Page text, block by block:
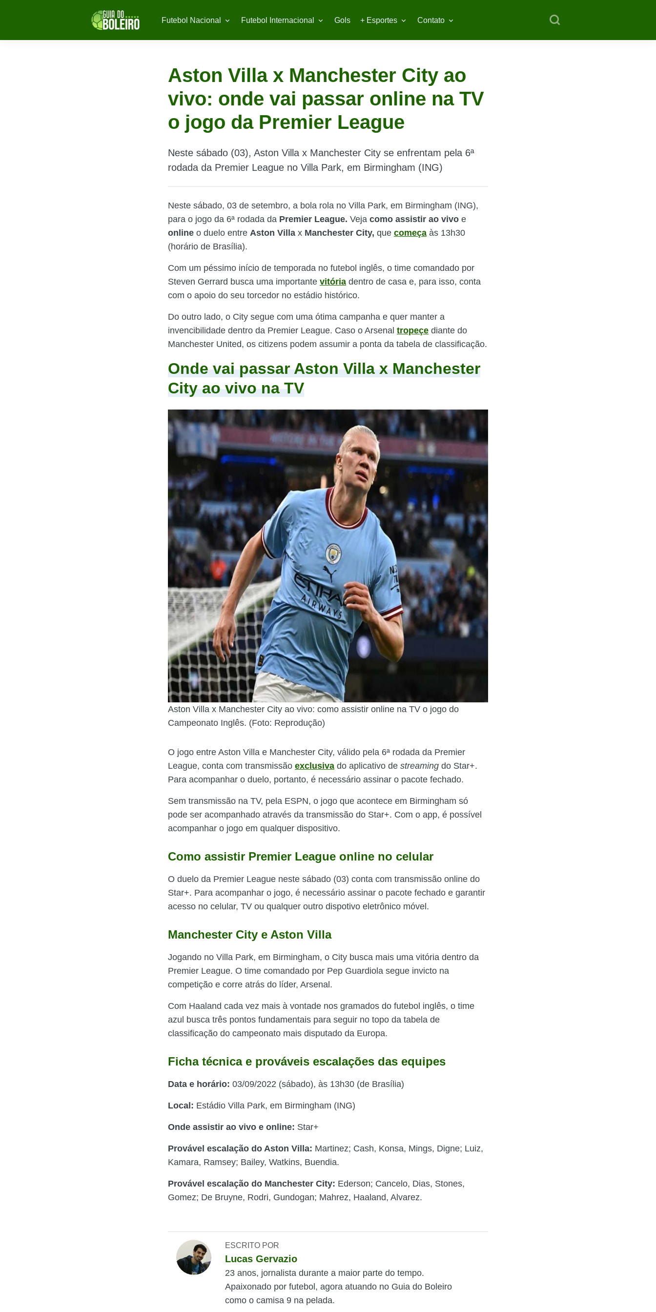
Futebol Nacional Futebol Internacional Gols + Esportes Contato
Aston Villa x Manchester City ao
vivo: onde vai passar online na TV
o jogo da Premier League
Neste sábado (03), Aston Villa x Manchester City se enfrentam pela 6ª
rodada da Premier League no Villa Park, em Birmingham (ING)
Neste sábado, 03 de setembro, a bola rola no Villa Park, em Birmingham (ING),
para o jogo da 6ª rodada da Premier League. Veja como assistir ao vivo e
online o duelo entre Aston Villa x Manchester City, que começa às 13h30
(horário de Brasília).
Com um péssimo início de temporada no futebol inglês, o time comandado por
Steven Gerrard busca uma importante vitória dentro de casa e, para isso, conta
com o apoio do seu torcedor no estádio histórico.
Do outro lado, o City segue com uma ótima campanha e quer manter a
invencibilidade dentro da Premier League. Caso o Arsenal tropeçe diante do
Manchester United, os citizens podem assumir a ponta da tabela de classificação.
Onde vai passar Aston Villa x Manchester
City ao vivo na TV
Aston Villa x Manchester City ao vivo: como assistir online na TV o jogo do
Campeonato Inglês. (Foto: Reprodução)
O jogo entre Aston Villa e Manchester City, válido pela 6ª rodada da Premier
League, conta com transmissão exclusiva do aplicativo de streaming do Star+.
Para acompanhar o duelo, portanto, é necessário assinar o pacote fechado.
Sem transmissão na TV, pela ESPN, o jogo que acontece em Birmingham só
pode ser acompanhado através da transmissão do Star+. Com o app, é possível
acompanhar o jogo em qualquer dispositivo.
Como assistir Premier League online no celular
O duelo da Premier League neste sábado (03) conta com transmissão online do
Star+. Para acompanhar o jogo, é necessário assinar o pacote fechado e garantir
acesso no celular, TV ou qualquer outro dispotivo eletrônico móvel.
Manchester City e Aston Villa
Jogando no Villa Park, em Birmingham, o City busca mais uma vitória dentro da
Premier League. O time comandado por Pep Guardiola segue invicto na
competição e corre atrás do líder, Arsenal.
Com Haaland cada vez mais à vontade nos gramados do futebol inglês, o time
azul busca três pontos fundamentais para seguir no topo da tabela de
classificação do campeonato mais disputado da Europa.
Ficha técnica e prováveis escalações das equipes
Data e horário: 03/09/2022 (sábado), às 13h30 (de Brasília)
Local: Estádio Villa Park, em Birmingham (ING)
Onde assistir ao vivo e online: Star+
Provável escalação do Aston Villa: Martinez; Cash, Konsa, Mings, Digne; Luiz,
Kamara, Ramsey; Bailey, Watkins, Buendia.
Provável escalação do Manchester City: Ederson; Cancelo, Dias, Stones,
Gomez; De Bruyne, Rodri, Gundogan; Mahrez, Haaland, Alvarez.
ESCRITO POR
Lucas Gervazio
23 anos, jornalista durante a maior parte do tempo.
Apaixonado por futebol, agora atuando no Guia do Boleiro
como o camisa 9 na pelada.